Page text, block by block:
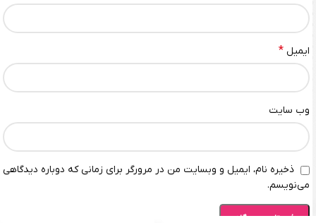
ایمیل *
وب‌ سایت
ذخیره نام، ایمیل و وبسایت من در مرورگر برای زمانی که دوباره دیدگاهی
می‌نویسم.